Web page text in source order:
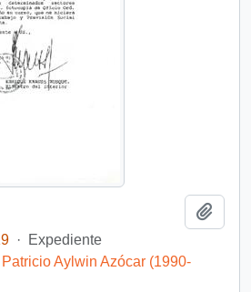
·
Expediente
Aylwin Azócar (1990-